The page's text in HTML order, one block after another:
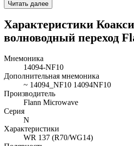
Читать далее
Характеристики
волноводный переход
Мнемоника
14094-NF10
Дополнительная мнемоника
~ 14094_NF10 14094NF10
Производитель
Flann Microwave
Серия
N
Характеристики
WR 137 (R70/WG14)